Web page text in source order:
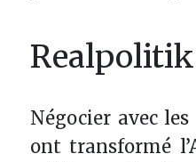
Négocier avec
ont transformé